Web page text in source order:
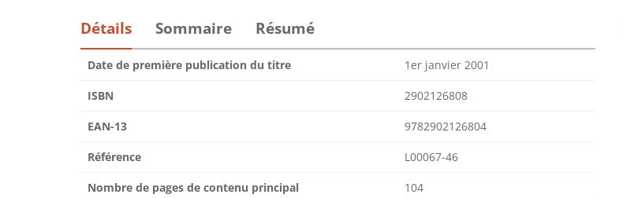
Détails Sommaire Résumé
Date de première publication du titre 1er janvier 2001
ISBN 2902126808
EAN-13 9782902126804
Référence L00067-46
Nombre de pages de contenu principal 104